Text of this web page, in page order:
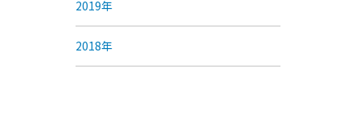
2019年
2018年